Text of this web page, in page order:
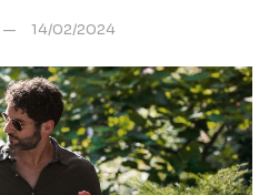
14/02/2024